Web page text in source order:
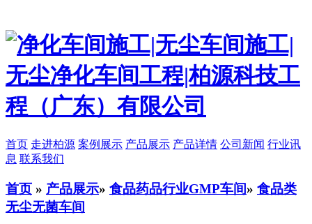
首页 走进柏源 案例展示 产品展示 产品详情 公司新闻 行业讯
息 联系我们
首页 » 产品展示» 食品药品行业GMP车间» 食品类
无尘无菌车间